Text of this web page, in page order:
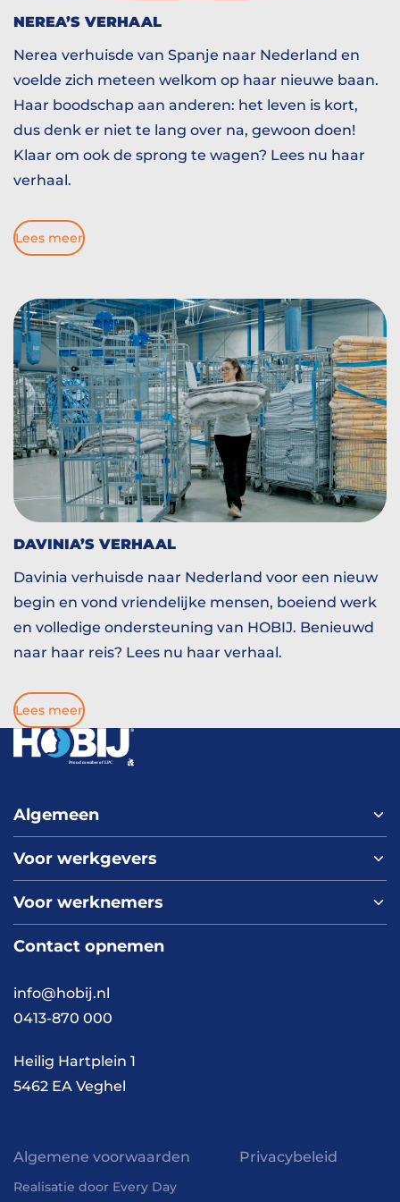
NEREA’S VERHAAL
Nerea verhuisde van Spanje naar Nederland en
voelde zich meteen welkom op haar nieuwe baan.
Haar boodschap aan anderen: het leven is kort,
dus denk er niet te lang over na, gewoon doen!
Klaar om ook de sprong te wagen? Lees nu haar
verhaal.
Lees meer
DAVINIA’S VERHAAL
Davinia verhuisde naar Nederland voor een nieuw
begin en vond vriendelijke mensen, boeiend werk
en volledige ondersteuning van HOBIJ. Benieuwd
naar haar reis? Lees nu haar verhaal.
Lees meer
Algemeen
Home
Over ons
Werken bij HOBIJ
Contact
Voor werkgevers
Nieuws
Blog
Academy
Cases
Voor werknemers
Vacaturepagina
Werken en wonen
Kennis en inspiratie
Contact opnemen
info@hobij.nl
0413-870 000
Heilig Hartplein 1
5462 EA Veghel
Algemene voorwaarden Privacybeleid
Realisatie door Every Day